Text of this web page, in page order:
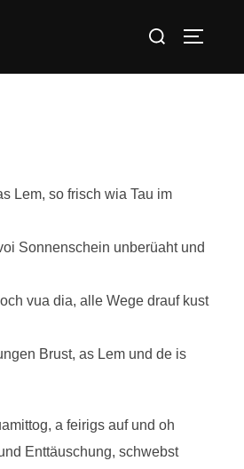
Suchen
Lem, so frisch wia Tau im
Sonnenschein unberüaht und
vua dia, alle Wege drauf kust
Brust, as Lem und de is
a feirigs auf und oh
Enttäuschung, schwebst